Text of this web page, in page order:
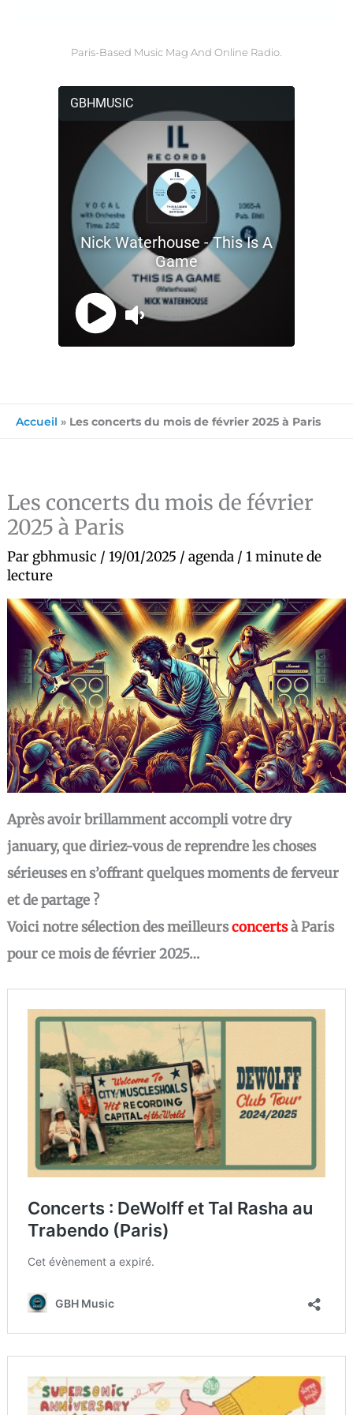
Paris-Based Music Mag And Online Radio.
Accueil » Les concerts du mois de février 2025 à Paris
Les concerts du mois de février
2025 à Paris
Par gbhmusic /19/01/2025 /agenda /1 minute de
lecture
Après avoir brillamment accompli votre dry
january, que diriez-vous de reprendre les choses
sérieuses en s’offrant quelques moments de ferveur
et de partage ?
Voici notre sélection des meilleursconcertsà Paris
pour ce mois de février 2025…